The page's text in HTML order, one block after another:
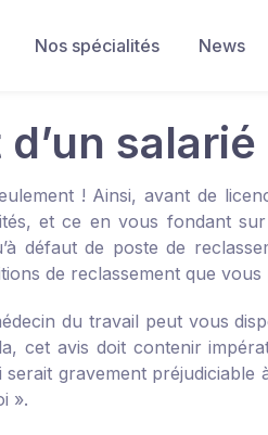
Nos spécialités News
! Ainsi, avant de
et ce en vous fondant
défaut de poste de
de reclassement que
du travail peut vous
cet avis doit contenir
gravement préjudiciable
».